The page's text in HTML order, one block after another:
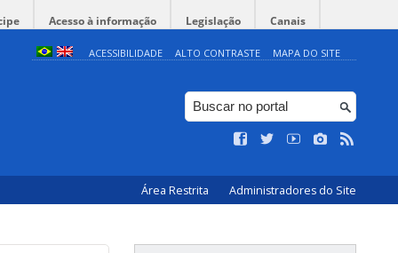
Acesso à informação Legislação Canais
ACESSIBILIDADE ALTO CONTRASTE MAPA DO SITE
Área Restrita Administradores do Site